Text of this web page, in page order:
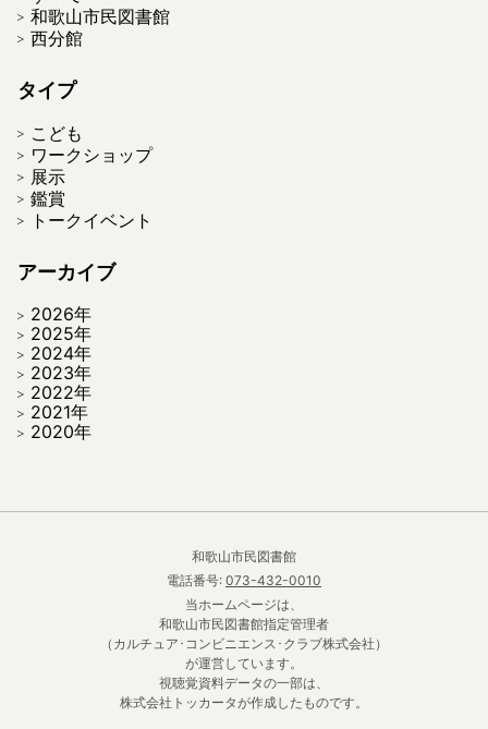
和歌山市民図書館
西分館
タイプ
こども
ワークショップ
展示
鑑賞
トークイベント
アーカイブ
2026年
2025年
2024年
2023年
2022年
2021年
2020年
和歌山市民図書館
電話番号: 073-432-0010
当ホームページは、
和歌山市民図書館指定管理者
（カルチュア･コンビニエンス･クラブ株式会社）
が運営しています。
視聴覚資料データの一部は、
株式会社トッカータが作成したものです。